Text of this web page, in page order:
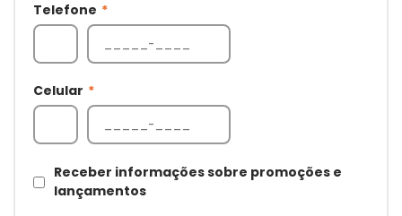
Telefone *
Celular *
Receber informações sobre promoções e
lançamentos